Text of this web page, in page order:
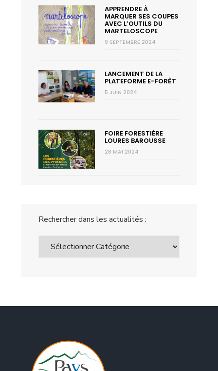
APPRENDRE À
MARQUER SES COUPES
AVEC L’OUTILS DU
MARTELOSCOPE
9 SEPTEMBRE 2024
LANCEMENT DE LA
PLATEFORME E-FORÊT
5 JUIN 2024
FOIRE FORESTIÈRE
LOURES BAROUSSE
28 MAI 2024
Rechercher dans les actualités :